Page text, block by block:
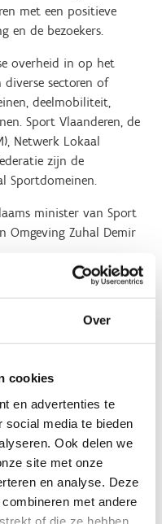
Over
cookies
en advertenties te
social media te bieden
Ook delen we
site met onze
en analyse. Deze
met andere
of die ze hebben
met een positieve
en de bezoekers.
overheid in op het
sectoren of
deelmobiliteit,
Sport Vlaanderen, de
Netwerk Lokaal
zijn de
Sportdomeinen.
minister van Sport
Omgeving Zuhal Demir
schouders onder de
buitensportdomeinen in
innovatiever te maken.
Netwerk
gezonde en
met
en omgeving.